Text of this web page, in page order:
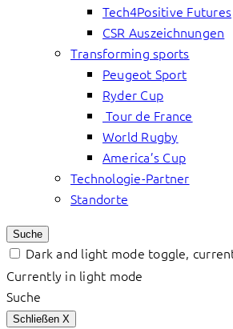
Tech4Positive Futures
CSR Auszeichnungen
Transforming sports
Peugeot Sport
Ryder Cup
Tour de France
World Rugby
America’s Cup
Technologie-Partner
Standorte
Suche
Dark and light mode toggle,
Currently in light mode
Suche
Schließen X